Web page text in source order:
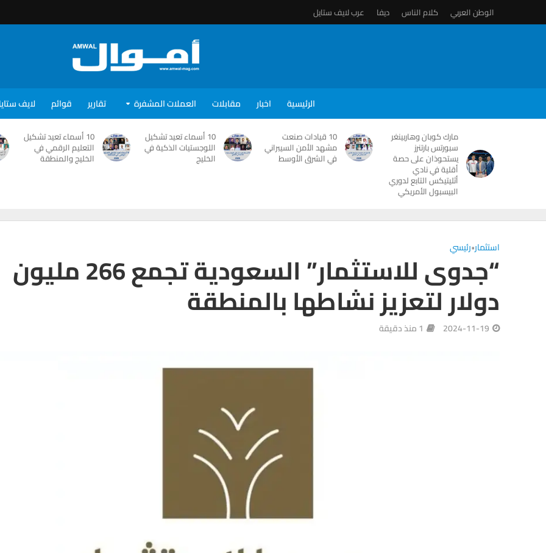
الوطن العربي كلام الناس ديفا عرب لايف ستايل
الرئيسية اخبار مقابلات العملات المشفرة تقارير قوائم لايف
مارك كوبان وهاربينغر
سبورتس بارتنرز
يستحوذان على حصة
أقلية في نادي
أثليتيكس التابع لدوري
البيسبول الأمريكي
10 قيادات صنعت
مشهد الأمن السيبراني
في الشرق الأوسط
10 أسماء تعيد تشكيل
اللوجستيات الذكية في
الخليج
10 أسماء تعيد تشكيل
التعليم الرقمي في
الخليج والمنطقة
استثمار•رئيسي
“جدوى للاستثمار” السعودية تجمع 266 مليون
دولار لتعزيز نشاطها بالمنطقة
2024-11-19 1 منذ دقيقة